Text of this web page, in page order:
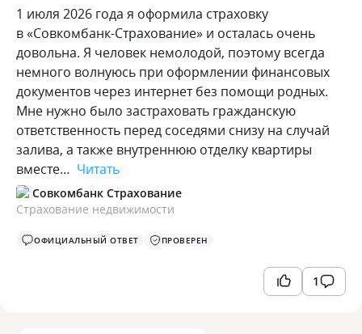
1 июля 2026 года я оформила страховку
в «Совкомбанк-Страхование» и осталась очень
довольна. Я человек немолодой, поэтому всегда
немного волнуюсь при оформлении финансовых
документов через интернет без помощи родных.
Мне нужно было застраховать гражданскую
ответственность перед соседями снизу на случай
залива, а также внутреннюю отделку квартиры
вместе… Читать
Совкомбанк Страхование
Страхование недвижимости
ОФИЦИАЛЬНЫЙ ОТВЕТ ПРОВЕРЕН
1